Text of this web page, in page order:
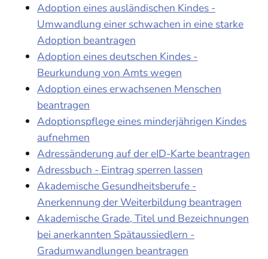
Adoption eines ausländischen Kindes -
Umwandlung einer schwachen in eine starke
Adoption beantragen
Adoption eines deutschen Kindes -
Beurkundung von Amts wegen
Adoption eines erwachsenen Menschen
beantragen
Adoptionspflege eines minderjährigen Kindes
aufnehmen
Adressänderung auf der eID-Karte beantragen
Adressbuch - Eintrag sperren lassen
Akademische Gesundheitsberufe -
Anerkennung der Weiterbildung beantragen
Akademische Grade, Titel und Bezeichnungen
bei anerkannten Spätaussiedlern -
Gradumwandlungen beantragen